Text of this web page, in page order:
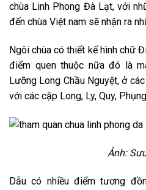
chùa Linh Phong Đà Lạt, với
đến chùa Việt nam sẽ nhận ra
Ngôi chùa có thiết kế hình chữ
điểm quen thuộc nữa đó là
Lưỡng Long Chầu Nguyệt, ở
với các cặp Long, Ly, Quy,
Ảnh:
Dẫu có nhiều điểm tương